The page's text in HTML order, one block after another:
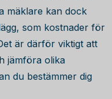
mäklare kan dock
som kostnader för
är därför viktigt att
jämföra olika
du bestämmer dig